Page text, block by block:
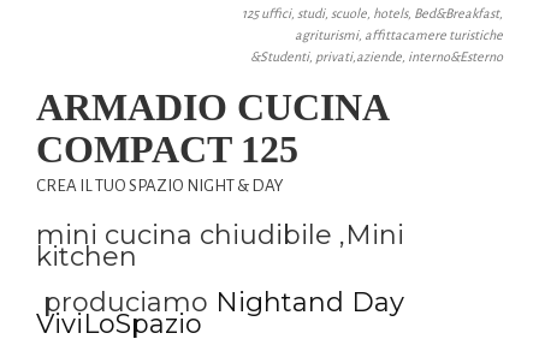
125 uffici, studi, scuole, hotels, Bed&Breakfast,
agriturismi, affittacamere turistiche
&Studenti, privati,aziende, interno&Esterno
ARMADIO CUCINA
COMPACT 125
CREA IL TUO SPAZIO NIGHT & DAY
mini cucina chiudibile ,Mini
kitchen
produciamo Nightand Day
ViviLoSpazio